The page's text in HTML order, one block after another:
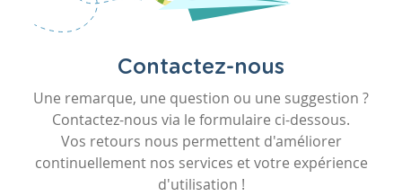
Contactez-nous
Une remarque, une question ou une suggestion ?
Contactez-nous via le formulaire ci-dessous.
Vos retours nous permettent d'améliorer
continuellement nos services et votre expérience
d'utilisation !